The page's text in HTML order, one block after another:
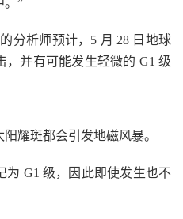
。”
分析师预计，5 月 28 日地球
，并有可能发生轻微的 G1 级
耀斑都会引发地磁风暴。
为 G1 级，因此即使发生也不